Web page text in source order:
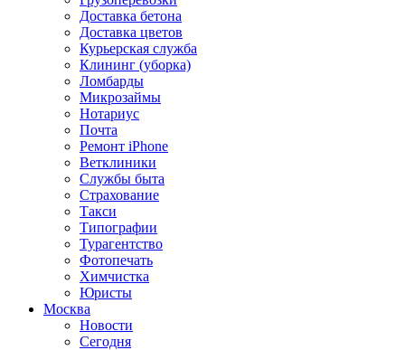
Доставка бетона
Доставка цветов
Курьерская служба
Клининг (уборка)
Ломбарды
Микрозаймы
Нотариус
Почта
Ремонт iPhone
Ветклиники
Службы быта
Страхование
Такси
Типографии
Турагентство
Фотопечать
Химчистка
Юристы
Москва
Новости
Сегодня